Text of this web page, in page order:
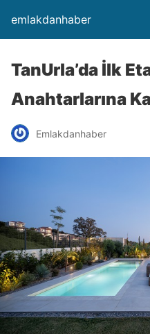
emlakdanhaber
TanUrla’da İlk
Anahtarlarına
Emlakdanhaber